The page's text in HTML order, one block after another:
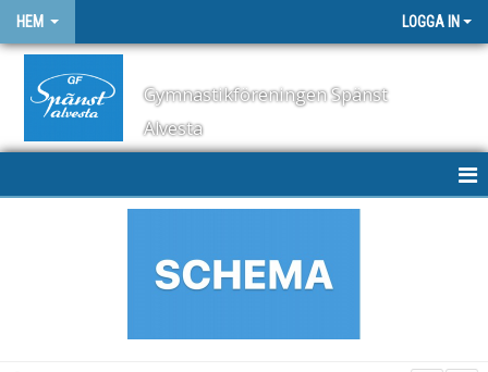
HEM LOGGA IN
Gymnastikföreningen Spänst
Alvesta